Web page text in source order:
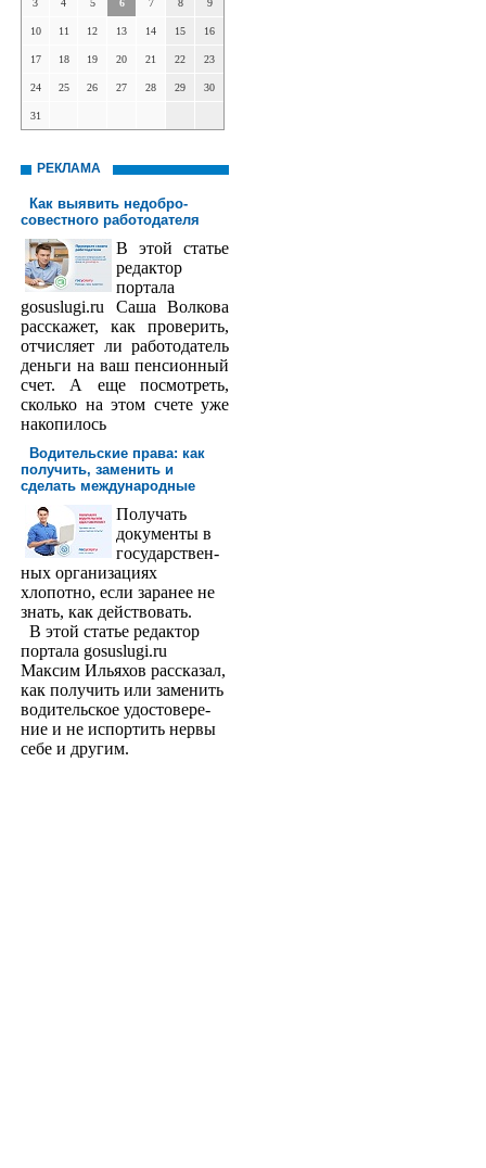
3 4 5 6 7 8 9
10 11 12 13 14 15 16
17 18 19 20 21 22 23
24 25 26 27 28 29 30
31
РЕКЛАМА
Как выявить недобро­
совестного работодателя
В этой статье
редактор
порта­ла
gosuslugi.ru Саша Волкова
расскажет, как проверить,
отчисляет ли работодатель
деньги на ваш пенсионный
счет. А еще посмотреть,
сколько на этом счете уже
накопилось
Водительские права: как
получить, заменить и
сделать международ­ные
Получать
доку­менты в
государствен­
ных организациях
хлопотно, если заранее не
знать, как действовать.
В этой статье редактор
портала gosuslugi.ru
Максим Ильяхов рассказал,
как получить или заменить
водительское удостовере­
ние и не испортить нервы
себе и другим.